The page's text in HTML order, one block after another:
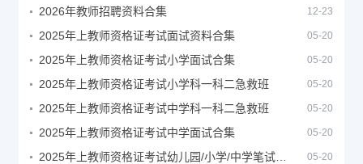
2026年教师招聘资料合集 12-23
2025年上教师资格证考试面试资料合集 05-20
2025年上教师资格证考试小学面试合集 05-20
2025年上教师资格证考试小学科一科二急救班 05-20
2025年上教师资格证考试中学科一科二急救班 05-20
2025年上教师资格证考试中学面试合集 05-20
05-20